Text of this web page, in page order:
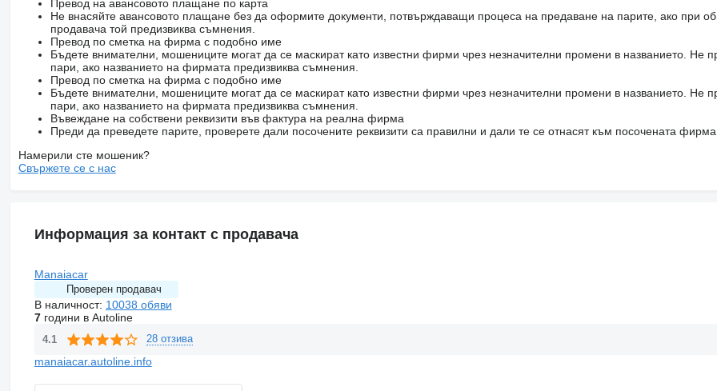
Превод на авансовото плащане по карта
Не внасяйте авансовото плащане без да оформите документи, потвърждаващи процеса на предаване на парите, ако при
продавача той предизвиква съмнения.
Превод по сметка на фирма с подобно име
Бъдете внимателни, мошениците могат да се маскират като известни фирми чрез незначителни промени в названието. Не
пари, ако названието на фирмата предизвиква съмнения.
Превод по сметка на фирма с подобно име
Бъдете внимателни, мошениците могат да се маскират като известни фирми чрез незначителни промени в названието. Не
пари, ако названието на фирмата предизвиква съмнения.
Въвеждане на собствени реквизити във фактура на реална фирма
Преди да преведете парите, проверете дали посочените реквизити са правилни и дали те се отнасят към посочената
Намерили сте мошеник?
Свържете се с нас
Информация за контакт с продавача
Manaiacar
Проверен продавач
В наличност: 10038 обяви
7години в Autoline
4.1 28 отзива
manaiacar.autoline.info